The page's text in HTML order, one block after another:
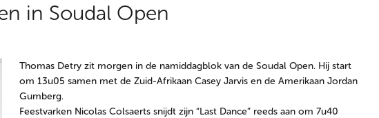
in Soudal Open
Thomas Detry zit morgen in de namiddagblok van de Soudal Open. Hij start
om 13u05 samen met de Zuid-Afrikaan Casey Jarvis en de Amerikaan Jordan
Gumberg.
Feestvarken Nicolas Colsaerts snijdt zijn “Last Dance” reeds aan om 7u40